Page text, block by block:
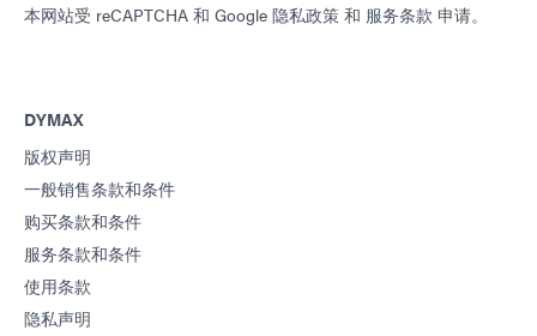
本网站受 reCAPTCHA 和 Google 隐私政策 和 服务条款 申请。
DYMAX
版权声明
一般销售条款和条件
购买条款和条件
服务条款和条件
使用条款
隐私声明